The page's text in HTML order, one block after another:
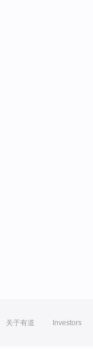
关于有道 Investors